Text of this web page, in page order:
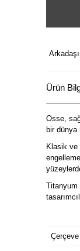
Ürün
Osse,
bir dünya
Klasik ve
Titanyum